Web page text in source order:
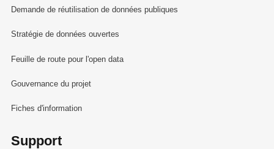
Demande de réutilisation de données publiques
Stratégie de données ouvertes
Feuille de route pour l'open data
Gouvernance du projet
Fiches d'information
Support